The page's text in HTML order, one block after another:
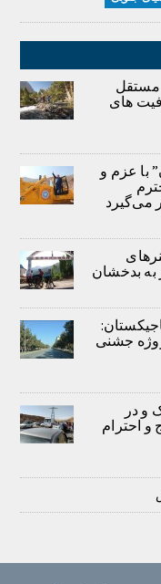
مستقل
های
با عزم و
می‌گیرد
به بدخشان
دنغره در سه سال آینده 190 پروژه جشنی
و در
و احترام